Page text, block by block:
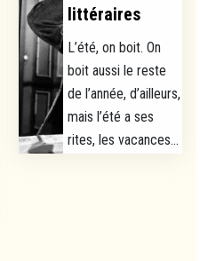
littéraires
L’été, on boit. On
boit aussi le reste
de l’année, d’ailleurs,
mais l’été a ses
rites, les vacances...